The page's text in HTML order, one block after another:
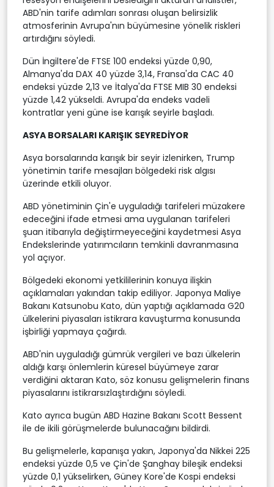
ABD'nin tarife adımları sonrası oluşan belirsizlik
atmosferinin Avrupa'nın büyümesine yönelik riskleri
artırdığını söyledi.
Dün İngiltere'de FTSE 100 endeksi yüzde 0,90,
Almanya'da DAX 40 yüzde 3,14, Fransa'da CAC 40
endeksi yüzde 2,13 ve İtalya'da FTSE MIB 30 endeksi
yüzde 1,42 yükseldi. Avrupa'da endeks vadeli
kontratlar yeni güne ise karışık seyirle başladı.
ASYA BORSALARI KARIŞIK SEYREDİYOR
Asya borsalarında karışık bir seyir izlenirken, Trump
yönetimin tarife mesajları bölgedeki risk algısı
üzerinde etkili oluyor.
ABD yönetiminin Çin'e uyguladığı tarifeleri müzakere
edeceğini ifade etmesi ama uygulanan tarifeleri
şuan itibarıyla değiştirmeyeceğini kaydetmesi Asya
Endekslerinde yatırımcıların temkinli davranmasına
yol açıyor.
Bölgedeki ekonomi yetkililerinin konuya ilişkin
açıklamaları yakından takip ediliyor. Japonya Maliye
Bakanı Katsunobu Kato, dün yaptığı açıklamada G20
ülkelerini piyasaları istikrara kavuşturma konusunda
işbirliği yapmaya çağırdı.
ABD'nin uyguladığı gümrük vergileri ve bazı ülkelerin
aldığı karşı önlemlerin küresel büyümeye zarar
verdiğini aktaran Kato, söz konusu gelişmelerin finans
piyasalarını istikrarsızlaştırdığını söyledi.
Kato ayrıca bugün ABD Hazine Bakanı Scott Bessent
ile de ikili görüşmelerde bulunacağını bildirdi.
Bu gelişmelerle, kapanışa yakın, Japonya'da Nikkei 225
endeksi yüzde 0,5 ve Çin'de Şanghay bileşik endeksi
yüzde 0,1 yükselirken, Güney Kore'de Kospi endeksi